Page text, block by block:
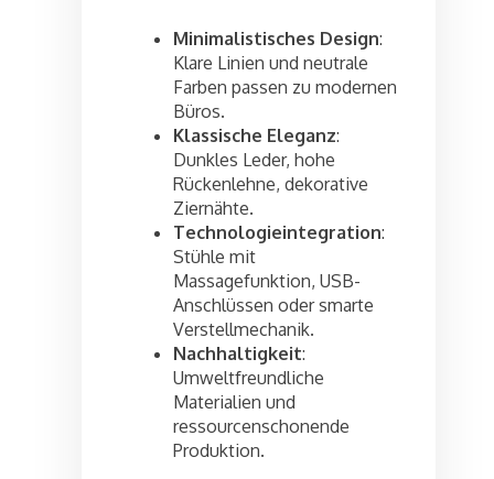
Minimalistisches Design:
Klare Linien und neutrale
Farben passen zu modernen
Büros.
Klassische Eleganz:
Dunkles Leder, hohe
Rückenlehne, dekorative
Ziernähte.
Technologieintegration:
Stühle mit
Massagefunktion, USB-
Anschlüssen oder smarte
Verstellmechanik.
Nachhaltigkeit:
Umweltfreundliche
Materialien und
ressourcenschonende
Produktion.